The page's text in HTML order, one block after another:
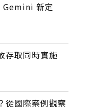
新定
取同時實施
從國際案例觀察